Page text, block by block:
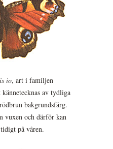
io, art i familjen
av tydliga
bakgrundsfärg.
vuxen och därför kan
på våren.